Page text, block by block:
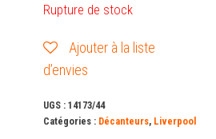
Rupture de stock
Ajouter à la liste
d’envies
UGS :14173/44
Catégories : Décanteurs, Liverpool